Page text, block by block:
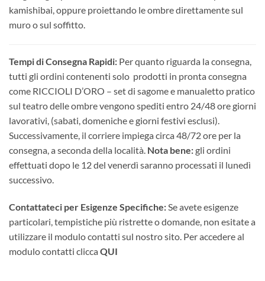
kamishibai, oppure proiettando le ombre direttamente sul
muro o sul soffitto.
Tempi di Consegna Rapidi: Per quanto riguarda la consegna,
tutti gli ordini contenenti solo prodotti in pronta consegna
come RICCIOLI D’ORO – set di sagome e manualetto pratico
sul teatro delle ombre vengono spediti entro 24/48 ore giorni
lavorativi, (sabati, domeniche e giorni festivi esclusi).
Successivamente, il corriere impiega circa 48/72 ore per la
consegna, a seconda della località. Nota bene:gli ordini
effettuati dopo le 12 del venerdì saranno processati il lunedì
successivo.
Contattateci per Esigenze Specifiche: Se avete esigenze
particolari, tempistiche più ristrette o domande, non esitate a
utilizzare il modulo contatti sul nostro sito. Per accedere al
modulo contatti clicca QUI